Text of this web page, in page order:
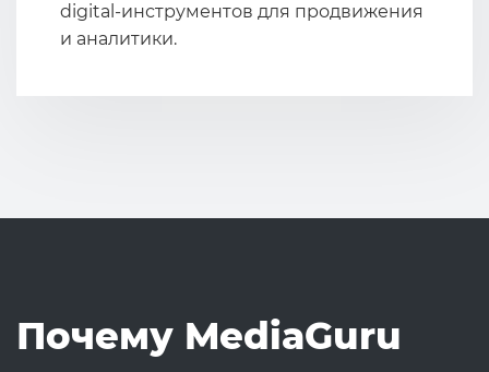
digital-инструментов для продвижения
и аналитики.
Почему MediaGuru